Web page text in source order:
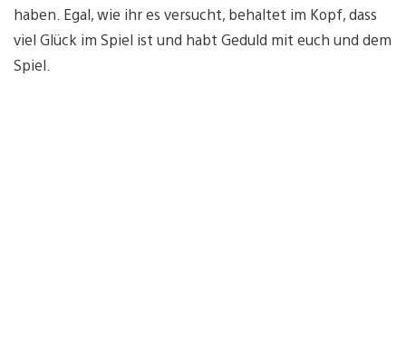
haben. Egal, wie ihr es versucht, behaltet im Kopf, dass
viel Glück im Spiel ist und habt Geduld mit euch und dem
Spiel.